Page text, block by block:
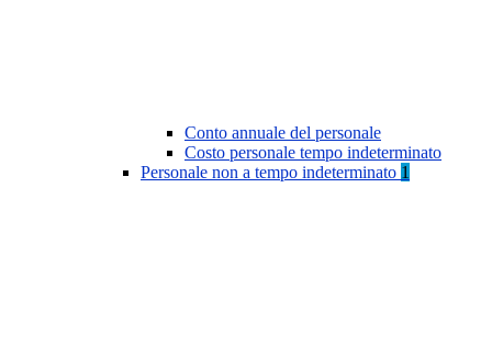
Conto annuale del personale
Costo personale tempo indeterminato
Personale non a tempo indeterminato 1